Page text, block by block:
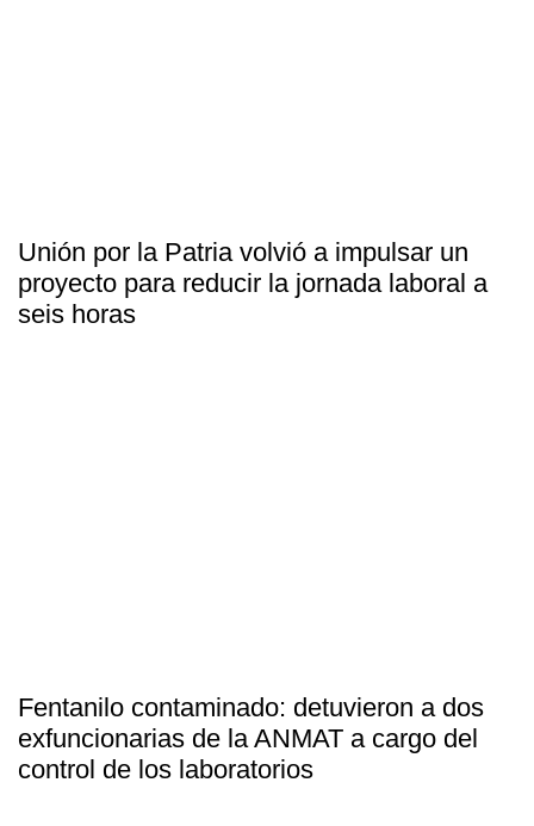
Unión por la Patria volvió a impulsar un
proyecto para reducir la jornada laboral a
seis horas
Fentanilo contaminado: detuvieron a dos
exfuncionarias de la ANMAT a cargo del
control de los laboratorios